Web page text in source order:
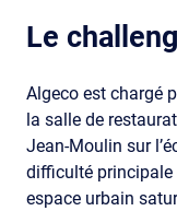
Le
Algeco est chargé
la salle de
Jean-Moulin sur
difficulté principale
espace urbain